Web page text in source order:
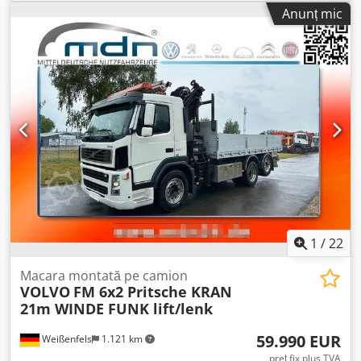
Vorbim multe limbi • Înțelegem clienții noștri Chsdpfx
Aezcvnhoh Eoa • Asistență pentru import și transport •
(Export) înmatricularea este rezolvată rapid • Servicii
tehnice specializate • Siguranța „calității verificabile” • Și
multe altele... Vă rugăm să vizitați site-ul nostru pentru
oferte speciale și stoc complet: Închirierea prin Kleyn
Trucks este posibilă în majoritatea țărilor europene!
Calculați rapid rata lunară de închiriere și trimiteți o cerere
prin intermediul site-ului nostru. Solicitați direct pachetul
nostru european de garanție.
22.5 / 12mm, ampatament:
, următoarea
inspecție (TÜV):
12/2022, cabină șofer:
, tip de
angrenaj: automat, clasă de emisii:Euro 5, suspensie:aer,
număr de locuri:2, lungime totală: 9.200 mm, lățime
totală:25.500 mm, înălțime totală:
dimensiunea anvelopei din față:315 / 80 R 22.5 / 12mm,
greutate operațională:26.000 kg, Dotări: aer condiționat,
Anunț mic
1 /22
Weißenfels 1.121 km
Macara montată pe camion
VOLVO FM 6x2 Pritsche KRAN
21m WINDE FUNK lift/lenk
59.990 EUR